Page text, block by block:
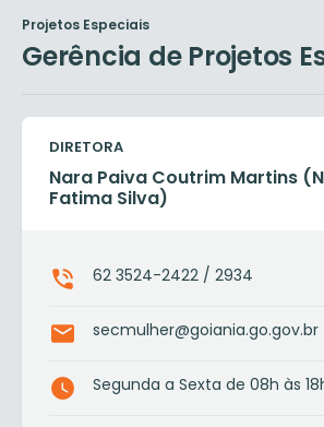
Projetos Especiais
Gerência de Projetos
DIRETORA
Nara Paiva Coutrim Martins
Fatima Silva)
62 3524-2422 / 2934
secmulher@goiania.go.gov.br
Segunda a Sexta de 08h às